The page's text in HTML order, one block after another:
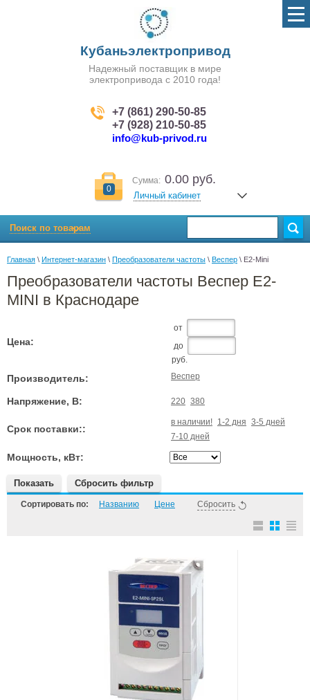
Кубаньэлектропривод
Надежный поставщик в мире
электропривода с 2010 года!
+7 (861) 290-50-85
+7 (928) 210-50-85
info@kub-privod.ru
0
Сумма: 0.00 руб.
Личный кабинет
Поиск по товарам
Главная \ Интернет-магазин \ Преобразователи частоты \ Веспер \ E2-Mini
Преобразователи частоты Веспер E2-
MINI в Краснодаре
Цена:
от
до
руб.
Производитель: Веспер
Напряжение, В: 220 380
Срок поставки::
в наличии! 1-2 дня 3-5 дней
7-10 дней
Мощность, кВт:
Показать Сбросить фильтр
Сортировать по: Названию Цене Сбросить